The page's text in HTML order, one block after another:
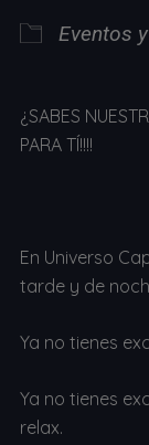
Eventos
¿SABES
PARA TÍ!!!!
En Universo
tarde y de
Ya no tienes
Ya no tienes
relax.